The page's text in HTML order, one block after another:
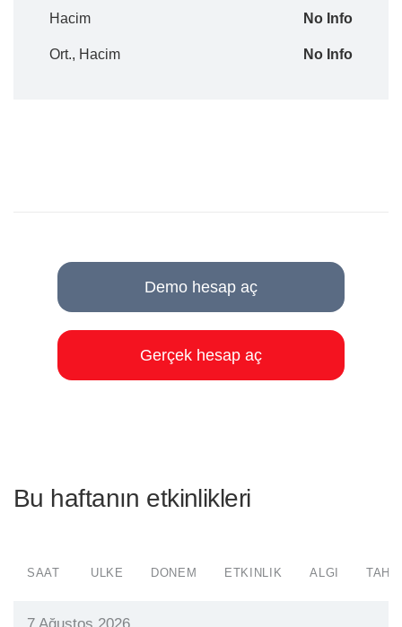
Hacim No Info
Ort., Hacim No Info
Demo hesap aç
Gerçek hesap aç
Bu haftanın etkinlikleri
SAAT ÜLKE DÖNEM ETKINLIK ALGI